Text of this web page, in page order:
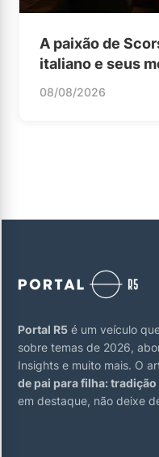
A paixão de
italiano e seus
08/08/2026
Portal R5 é um veículo
sobre temas de 2026,
Insights e muito mais. O
de pai para filha:
em destaque, não deixe